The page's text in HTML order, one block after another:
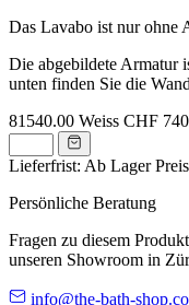
Das Lavabo ist nur ohne
Die abgebildete Armatur
unten finden Sie die
81540.00 Weiss CHF
Lieferfrist: Ab Lager
Persönliche Beratung
Fragen zu diesem
unseren Showroom in
info@the-bath-